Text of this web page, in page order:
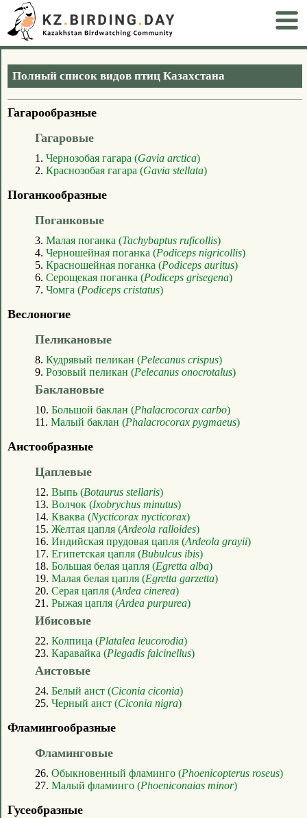
Полный список видов птиц Казахстана
Гагарообразные
Гагаровые
1. Чернозобая гагара (Gavia arctica)
2. Краснозобая гагара (Gavia stellata)
Поганкообразные
Поганковые
3. Малая поганка (Tachybaptus ruficollis)
4. Черношейная поганка (Podiceps nigricollis)
5. Красношейная поганка (Podiceps auritus)
6. Серощекая поганка (Podiceps grisegena)
7. Чомга (Podiceps cristatus)
Веслоногие
Пеликановые
8. Кудрявый пеликан (Pelecanus crispus)
9. Розовый пеликан (Pelecanus onocrotalus)
Баклановые
10. Большой баклан (Phalacrocorax carbo)
11. Малый баклан (Phalacrocorax pygmaeus)
Аистообразные
Цаплевые
12. Выпь (Botaurus stellaris)
13. Волчок (Ixobrychus minutus)
14. Кваква (Nycticorax nycticorax)
15. Желтая цапля (Ardeola ralloides)
16. Индийская прудовая цапля (Ardeola grayii)
17. Египетская цапля (Bubulcus ibis)
18. Большая белая цапля (Egretta alba)
19. Малая белая цапля (Egretta garzetta)
20. Серая цапля (Ardea cinerea)
21. Рыжая цапля (Ardea purpurea)
Ибисовые
22. Колпица (Platalea leucorodia)
23. Каравайка (Plegadis falcinellus)
Аистовые
24. Белый аист (Ciconia ciconia)
25. Черный аист (Ciconia nigra)
Фламингообразные
Фламинговые
26. Обыкновенный фламинго (Phoenicopterus roseus)
27. Малый фламинго (Phoeniconaias minor)
Гусеобразные